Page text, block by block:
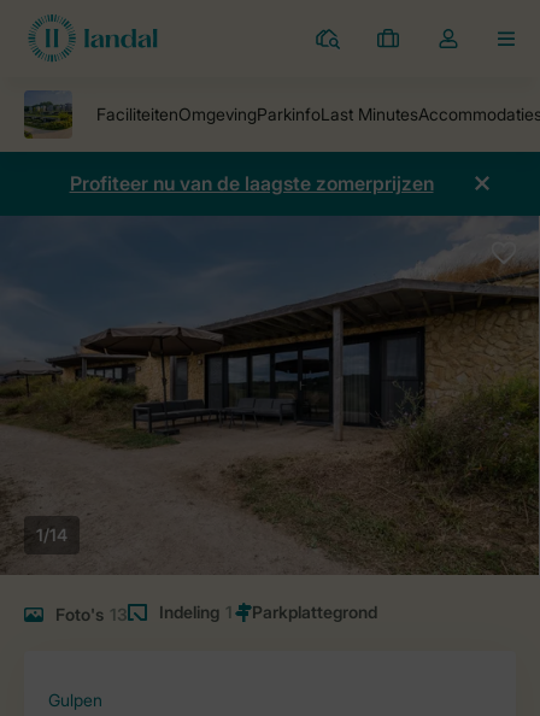
Parken
Mijn
Open
mijn
account
Profiteer nu van de laagste zomerprijzen
1/14
Foto's 13 Indeling 1
Gulpen